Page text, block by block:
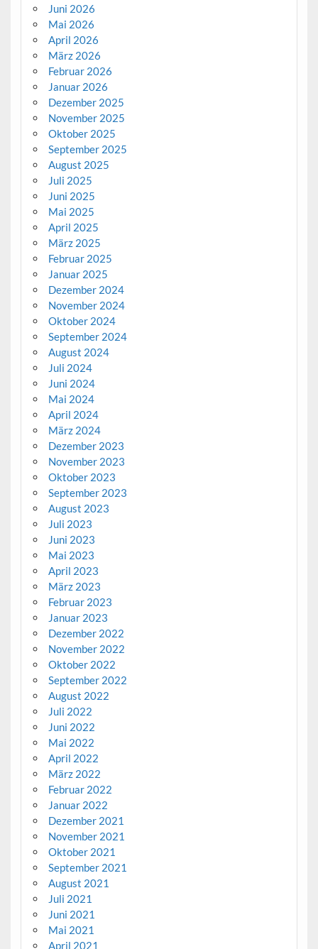
Juni 2026
Mai 2026
April 2026
März 2026
Februar 2026
Januar 2026
Dezember 2025
November 2025
Oktober 2025
September 2025
August 2025
Juli 2025
Juni 2025
Mai 2025
April 2025
März 2025
Februar 2025
Januar 2025
Dezember 2024
November 2024
Oktober 2024
September 2024
August 2024
Juli 2024
Juni 2024
Mai 2024
April 2024
März 2024
Dezember 2023
November 2023
Oktober 2023
September 2023
August 2023
Juli 2023
Juni 2023
Mai 2023
April 2023
März 2023
Februar 2023
Januar 2023
Dezember 2022
November 2022
Oktober 2022
September 2022
August 2022
Juli 2022
Juni 2022
Mai 2022
April 2022
März 2022
Februar 2022
Januar 2022
Dezember 2021
November 2021
Oktober 2021
September 2021
August 2021
Juli 2021
Juni 2021
Mai 2021
April 2021